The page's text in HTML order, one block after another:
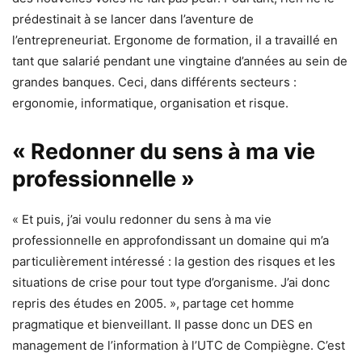
prédestinait à se lancer dans l’aventure de
l’entrepreneuriat. Ergonome de formation, il a travaillé en
tant que salarié pendant une vingtaine d’années au sein de
grandes banques. Ceci, dans différents secteurs :
ergonomie, informatique, organisation et risque.
« Redonner du sens à ma vie
professionnelle »
« Et puis, j’ai voulu redonner du sens à ma vie
professionnelle en approfondissant un domaine qui m’a
particulièrement intéressé : la gestion des risques et les
situations de crise pour tout type d’organisme. J’ai donc
repris des études en 2005. », partage cet homme
pragmatique et bienveillant. Il passe donc un DES en
management de l’information à l’UTC de Compiègne. C’est